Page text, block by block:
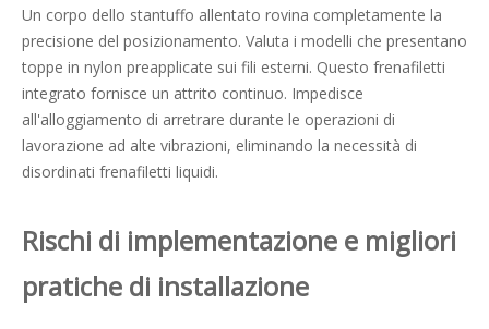
Un corpo dello stantuffo allentato rovina completamente la
precisione del posizionamento. Valuta i modelli che presentano
toppe in nylon preapplicate sui fili esterni. Questo frenafiletti
integrato fornisce un attrito continuo. Impedisce
all'alloggiamento di arretrare durante le operazioni di
lavorazione ad alte vibrazioni, eliminando la necessità di
disordinati frenafiletti liquidi.
Rischi di implementazione e migliori
pratiche di installazione